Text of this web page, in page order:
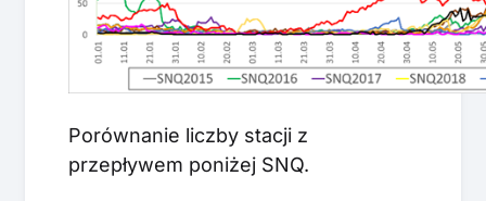
Porównanie liczby stacji z
przepływem poniżej SNQ.